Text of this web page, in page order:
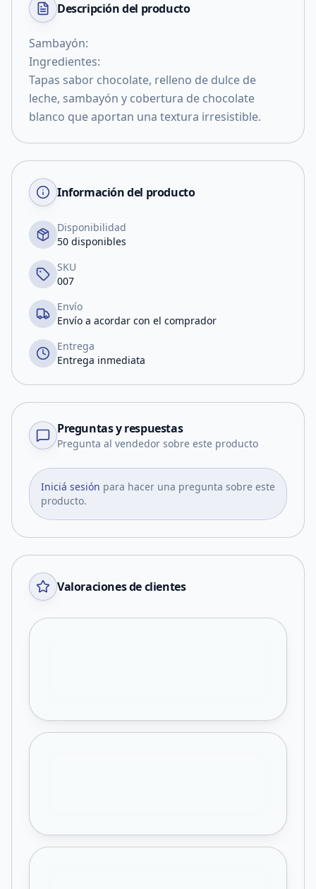
Descripción del producto
Sambayón:
Ingredientes:
Tapas sabor chocolate, relleno de dulce de
leche, sambayón y cobertura de chocolate
blanco que aportan una textura irresistible.
Información del producto
Disponibilidad
50 disponibles
SKU
007
Envío
Envío a acordar con el comprador
Entrega
Entrega inmediata
Preguntas y respuestas
Pregunta al vendedor sobre este producto
Iniciá sesión para hacer una pregunta sobre este
producto.
Valoraciones de clientes